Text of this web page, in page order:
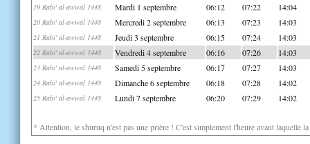
19 Rabi' al-awwal 1448 Mardi 1 septembre 06:12 07:22 14:04
20 Rabi' al-awwal 1448 Mercredi 2 septembre 06:13 07:23 14:03
21 Rabi' al-awwal 1448 Jeudi 3 septembre 06:15 07:24 14:03
22 Rabi' al-awwal 1448 Vendredi 4 septembre 06:16 07:26 14:03
23 Rabi' al-awwal 1448 Samedi 5 septembre 06:17 07:27 14:03
24 Rabi' al-awwal 1448 Dimanche 6 septembre 06:18 07:28 14:02
25 Rabi' al-awwal 1448 Lundi 7 septembre 06:20 07:29 14:02
* Attention, le shuruq n'est pas une prière ! C'est simplement l'heure avant laquelle